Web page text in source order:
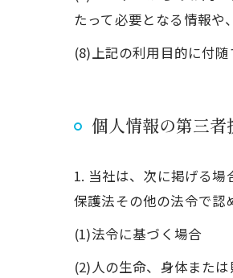
たって必要となる情報や
(8)上記の利用目的に付
個人情報の第三者
1. 当社は、次に掲げる
保護法その他の法令で認
(1)法令に基づく場合
(2)人の生命、身体また